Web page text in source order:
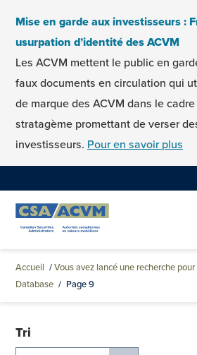
Mise en garde aux investisseurs :
usurpation d’identité des ACVM
Les ACVM mettent le public en
faux documents en circulation qui
de marque des ACVM dans le cadre
stratagème promettant de verser
investisseurs. Pour en savoir plus
Accueil /Vous avez lancé une recherche
Database / Page 9
Tri